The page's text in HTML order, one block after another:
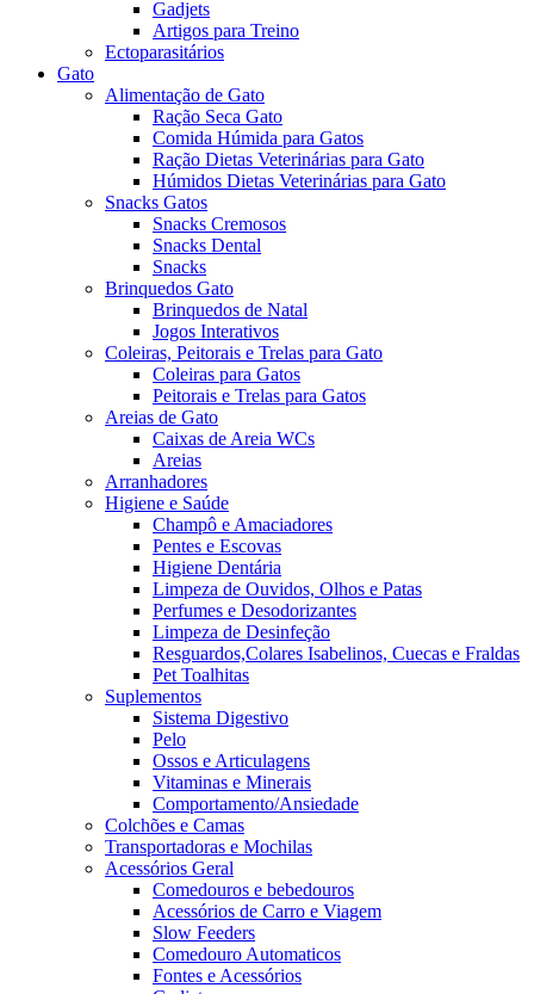
Gadjets
Artigos para Treino
Ectoparasitários
Gato
Alimentação de Gato
Ração Seca Gato
Comida Húmida para Gatos
Ração Dietas Veterinárias para Gato
Húmidos Dietas Veterinárias para Gato
Snacks Gatos
Snacks Cremosos
Snacks Dental
Snacks
Brinquedos Gato
Brinquedos de Natal
Jogos Interativos
Coleiras, Peitorais e Trelas para Gato
Coleiras para Gatos
Peitorais e Trelas para Gatos
Areias de Gato
Caixas de Areia WCs
Areias
Arranhadores
Higiene e Saúde
Champô e Amaciadores
Pentes e Escovas
Higiene Dentária
Limpeza de Ouvidos, Olhos e Patas
Perfumes e Desodorizantes
Limpeza de Desinfeção
Resguardos,Colares Isabelinos, Cuecas e Fraldas
Pet Toalhitas
Suplementos
Sistema Digestivo
Pelo
Ossos e Articulagens
Vitaminas e Minerais
Comportamento/Ansiedade
Colchões e Camas
Transportadoras e Mochilas
Acessórios Geral
Comedouros e bebedouros
Acessórios de Carro e Viagem
Slow Feeders
Comedouro Automaticos
Fontes e Acessórios